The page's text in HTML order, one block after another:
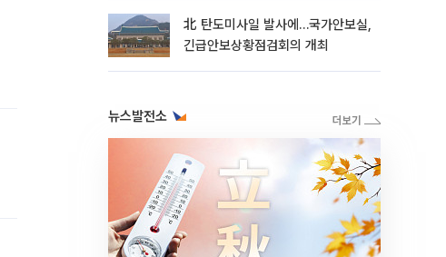
北 탄도미사일 발사에…국가안보실,
긴급안보상황점검회의 개최
뉴스발전소